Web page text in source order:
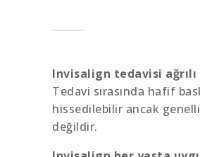
Invisalign tedavisi ağrılı
Tedavi sırasında hafif
hissedilebilir ancak
değildir.